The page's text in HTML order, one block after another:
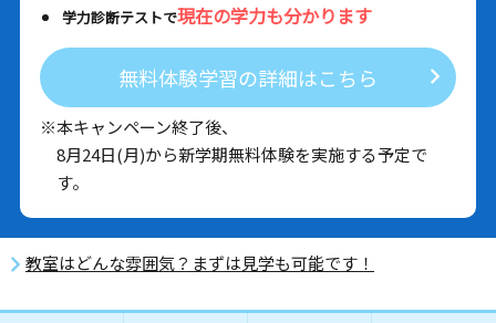
学力診断テストで現在の学力も分かります
無料体験学習の詳細はこちら
※本キャンペーン終了後、
8月24日(月)から新学期無料体験を実施する予定で
す。
教室はどんな雰囲気？まずは見学も可能です！